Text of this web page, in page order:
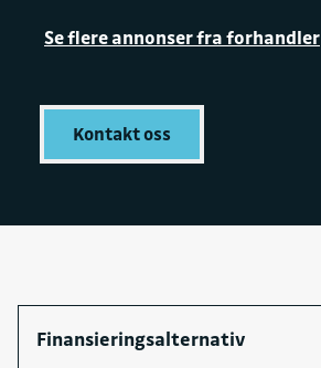
Se flere annonser fra forhandler
Kontakt oss
Finansieringsalternativ